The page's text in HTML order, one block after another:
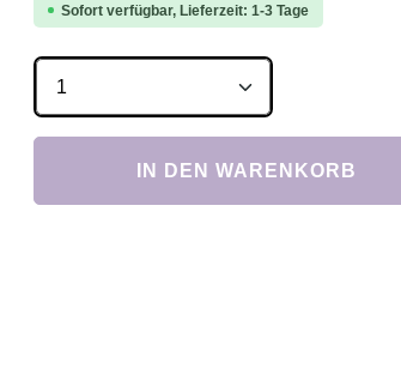
Sofort verfügbar, Lieferzeit: 1-3 Tage
Produkt Anzahl: Gib den
IN DEN WARENKORB